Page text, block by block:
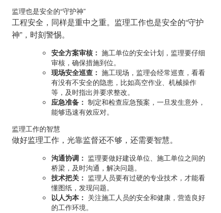
监理也是安全的“守护神”
工程安全，同样是重中之重。监理工作也是安全的“守护
神”，时刻警惕。
安全方案审核： 施工单位的安全计划，监理要仔细
审核，确保措施到位。
现场安全巡查： 施工现场，监理会经常巡查，看看
有没有不安全的隐患，比如高空作业、机械操作
等，及时指出并要求整改。
应急准备： 制定和检查应急预案，一旦发生意外，
能够迅速有效应对。
监理工作的智慧
做好监理工作，光靠监督还不够，还需要智慧。
沟通协调： 监理要做好建设单位、施工单位之间的
桥梁，及时沟通，解决问题。
技术把关： 监理人员要有过硬的专业技术，才能看
懂图纸，发现问题。
以人为本： 关注施工人员的安全和健康，营造良好
的工作环境。